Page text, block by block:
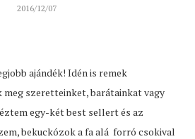
2016/12/07
ajándék! Idén is remek
szeretteinket, barátainkat vagy
egy-két best sellert és az
bekuckózok a fa alá forró csokival